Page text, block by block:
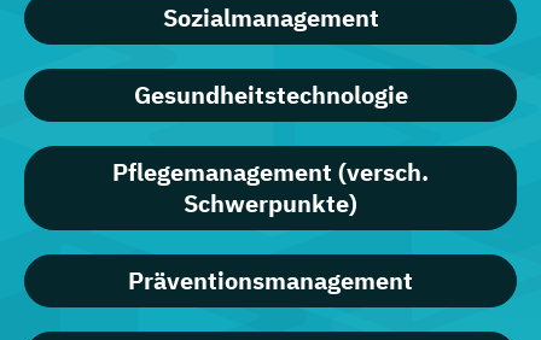
Sozialmanagement
Gesundheitstechnologie
Pflegemanagement (versch.
Schwerpunkte)
Präventionsmanagement